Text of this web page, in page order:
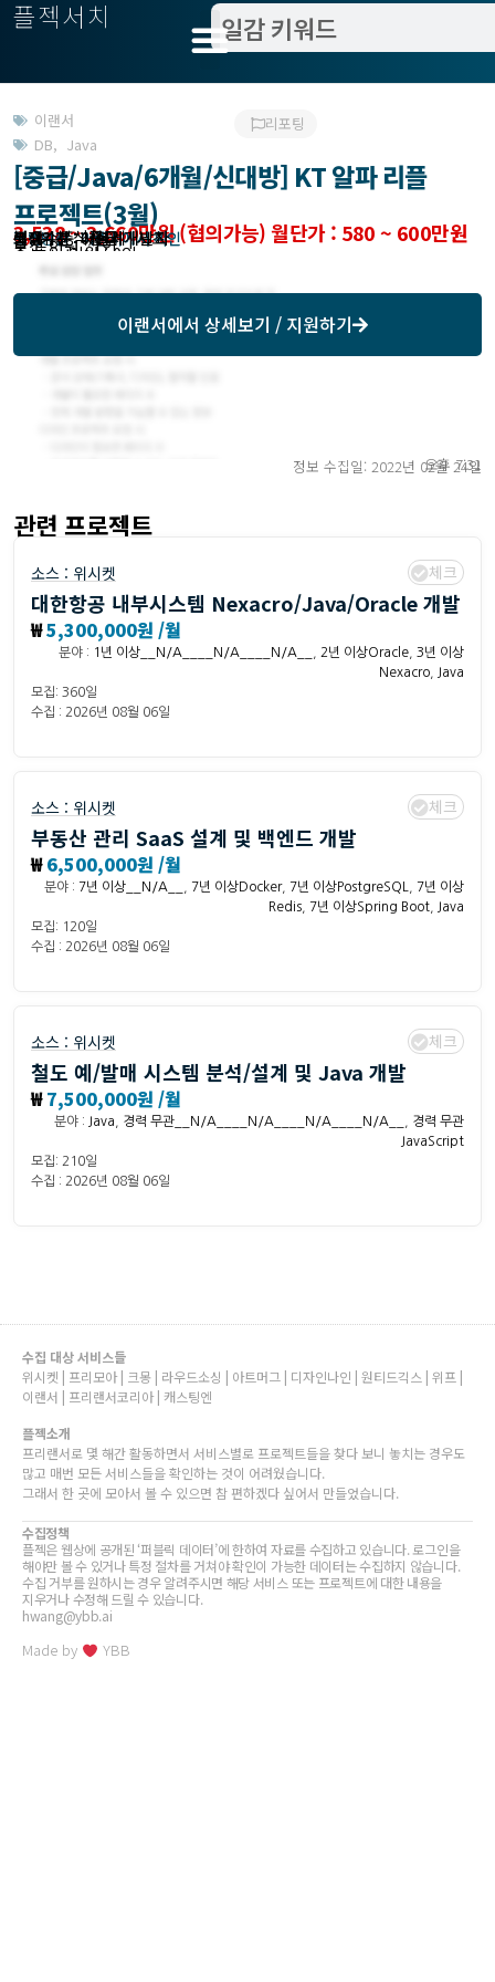
플젝서치
이랜서
DB, Java
리포팅
[중급/Java/6개월/신대방] KT 알파 리플
프로젝트(3월)
3,538 ~ 3,660만원 (협의가능) 월단가 : 580 ~ 600만원
작업방식 : 이랜서에서 확인
모집기한 : 이랜서에서 확인
예상기간 : 6개월
고객위치 : 서울시 | 서초
분야 : 분석/설계
필요수준 : 중급 개발자
모집 인원 : 1인
총 투입 인원 : 0인
이랜서에서 상세보기 / 지원하기
정보 수집일: 2022년 02월 24일
오후 7:31
관련 프로젝트
소스 : 위시켓 체크
대한항공 내부시스템 Nexacro/Java/Oracle 개발
₩5,300,000원 /월
분야 : 1년 이상__N/A____N/A____N/A__ 2년 이상Oracle
3년 이상
Nexacro
Java
모집: 360일
수집 : 2026년 08월 06일
소스 : 위시켓 체크
부동산 관리 SaaS 설계 및 백엔드 개발
₩6,500,000원 /월
분야 : 7년 이상__N/A__ 7년 이상Docker, 7년 이상PostgreSQL
7년 이상
Redis
7년 이상Spring Boot
Java
모집: 120일
수집 : 2026년 08월 06일
소스 : 위시켓 체크
철도 예/발매 시스템 분석/설계 및 Java 개발
₩7,500,000원 /월
분야 : Java 경력 무관__N/A____N/A____N/A____N/A__
경력 무관
JavaScript
모집: 210일
수집 : 2026년 08월 06일
수집 대상 서비스들
위시켓 | 프리모아 | 크몽 | 라우드소싱 | 아트머그 | 디자인나인 | 원티드긱스 | 위프 |
이랜서 | 프리랜서코리아 | 캐스팅엔
플젝소개
프리랜서로 몇 해간 활동하면서 서비스별로 프로젝트들을 찾다 보니 놓치는 경우도
많고 매번 모든 서비스들을 확인하는 것이 어려웠습니다.
그래서 한 곳에 모아서 볼 수 있으면 참 편하겠다 싶어서 만들었습니다.
수집정책
플젝은 웹상에 공개된 ‘퍼블릭 데이터’에 한하여 자료를 수집하고 있습니다. 로그인을
해야만 볼 수 있거나 특정 절차를 거쳐야 확인이 가능한 데이터는 수집하지 않습니다.
수집 거부를 원하시는 경우 알려주시면 해당 서비스 또는 프로젝트에 대한 내용을
지우거나 수정해 드릴 수 있습니다.
hwang@ybb.ai
Made by YBB